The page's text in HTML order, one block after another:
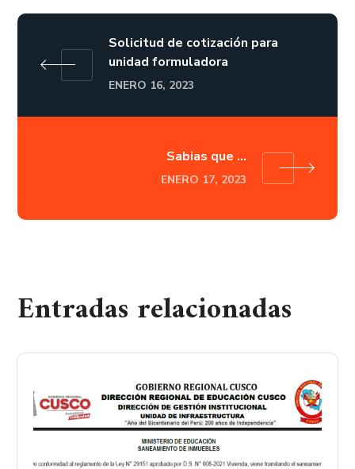
Solicitud de cotización para
unidad formuladora
ENERO 16, 2023
Sabias que ...
ENERO 17, 2023
Entradas relacionadas